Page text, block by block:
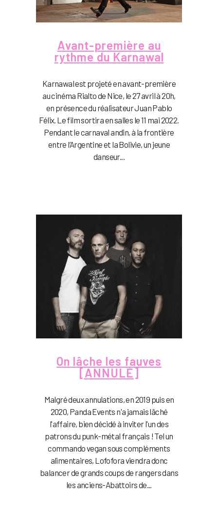
Avant-première au
rythme du Karnawal
Karnawal est projeté en avant-première
au cinéma Rialto de Nice, le 27 avril à 20h,
en présence du réalisateur Juan Pablo
Félix. Le film sortira en salles le 11 mai 2022.
Pendant le carnaval andin, à la frontière
entre l’Argentine et la Bolivie, un jeune
danseur...
On lâche les fauves
[ANNULÉ]
Malgré deux annulations, en 2019 puis en
2020, Panda Events n'a jamais lâché
l'affaire, bien décidé à inviter l'un des
patrons du punk-métal français ! Tel un
commando vegan sous compléments
alimentaires, Lofofora viendra donc
balancer de grands coups de rangers dans
les anciens-Abattoirs de...